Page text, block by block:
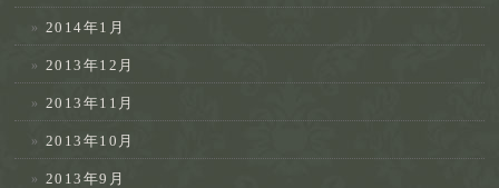
2014年1月
2013年12月
2013年11月
2013年10月
2013年9月